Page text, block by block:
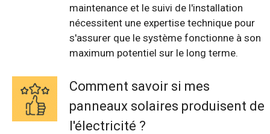
maintenance et le suivi de l'installation
nécessitent une expertise technique pour
s'assurer que le système fonctionne à son
maximum potentiel sur le long terme.
Comment savoir si mes
panneaux solaires produisent de
l'électricité ?